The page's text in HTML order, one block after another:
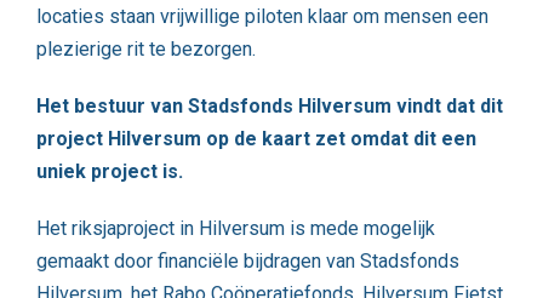
locaties staan vrijwillige piloten klaar om mensen een
plezierige rit te bezorgen.
Het bestuur van Stadsfonds Hilversum vindt dat dit
project Hilversum op de kaart zet omdat dit een
uniek project is.
Het riksjaproject in Hilversum is mede mogelijk
gemaakt door financiële bijdragen van Stadsfonds